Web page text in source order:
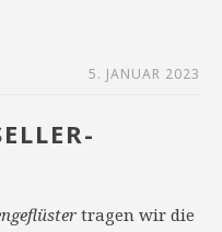
5. JANUAR 2023
tragen wir die